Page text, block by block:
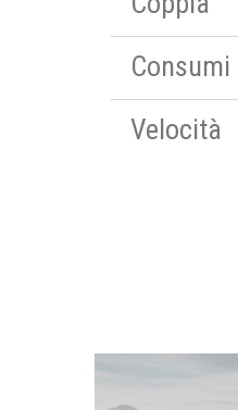
Consumi
Velocità